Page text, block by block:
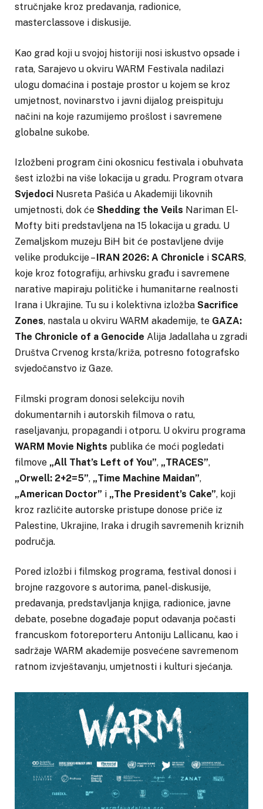
stručnjake kroz predavanja, radionice,
masterclassove i diskusije.
Kao grad koji u svojoj historiji nosi iskustvo opsade i
rata, Sarajevo u okviru WARM Festivala nadilazi
ulogu domaćina i postaje prostor u kojem se kroz
umjetnost, novinarstvo i javni dijalog preispituju
načini na koje razumijemo prošlost i savremene
globalne sukobe.
Izložbeni program čini okosnicu festivala i obuhvata
šest izložbi na više lokacija u gradu. Program otvara
Svjedoci Nusreta Pašića u Akademiji likovnih
umjetnosti, dok će Shedding the Veils Nariman El-
Mofty biti predstavljena na 15 lokacija u gradu. U
Zemaljskom muzeju BiH bit će postavljene dvije
velike produkcije –IRAN 2026: A Chronicle i SCARS,
koje kroz fotografiju, arhivsku građu i savremene
narative mapiraju političke i humanitarne realnosti
Irana i Ukrajine. Tu su i kolektivna izložba Sacrifice
Zones, nastala u okviru WARM akademije, te GAZA:
The Chronicle of a Genocide Alija Jadallaha u zgradi
Društva Crvenog krsta/križa, potresno fotografsko
svjedočanstvo iz Gaze.
Filmski program donosi selekciju novih
dokumentarnih i autorskih filmova o ratu,
raseljavanju, propagandi i otporu. U okviru programa
WARM Movie Nights publika će moći pogledati
filmove „All That’s Left of You”, „TRACES”,
„Orwell: 2+2=5”, „Time Machine Maidan”,
„American Doctor” i „The President’s Cake”, koji
kroz različite autorske pristupe donose priče iz
Palestine, Ukrajine, Iraka i drugih savremenih kriznih
područja.
Pored izložbi i filmskog programa, festival donosi i
brojne razgovore s autorima, panel-diskusije,
predavanja, predstavljanja knjiga, radionice, javne
debate, posebne događaje poput odavanja počasti
francuskom fotoreporteru Antoniju Lallicanu, kao i
sadržaje WARM akademije posvećene savremenom
ratnom izvještavanju, umjetnosti i kulturi sjećanja.